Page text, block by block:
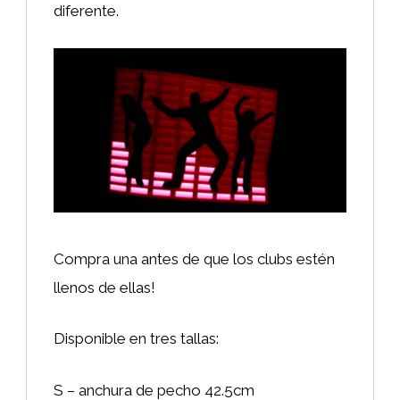
diferente.
Compra una antes de que los clubs estén
llenos de ellas!
Disponible en tres tallas:
S – anchura de pecho 42.5cm